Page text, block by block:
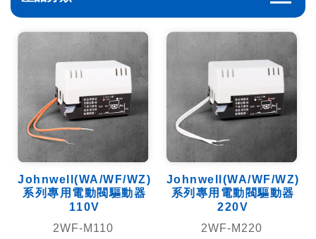
Johnwell(WA/WF/WZ)
系列專用電動閥驅動器
110V
2WF-M110
Johnwell(WA/WF/WZ)
系列專用電動閥驅動器
220V
2WF-M220